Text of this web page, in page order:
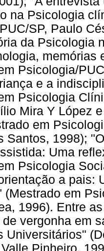
na Psicologia
SP, Paulo
da Psicologia
memórias
Psicologia/
e a
Psicologia
Mira Y López
em
Santos, 1998);
Uma
Psicologia
a pais:
(Mestrado em
1996). Entre
vergonha em
Universitários"